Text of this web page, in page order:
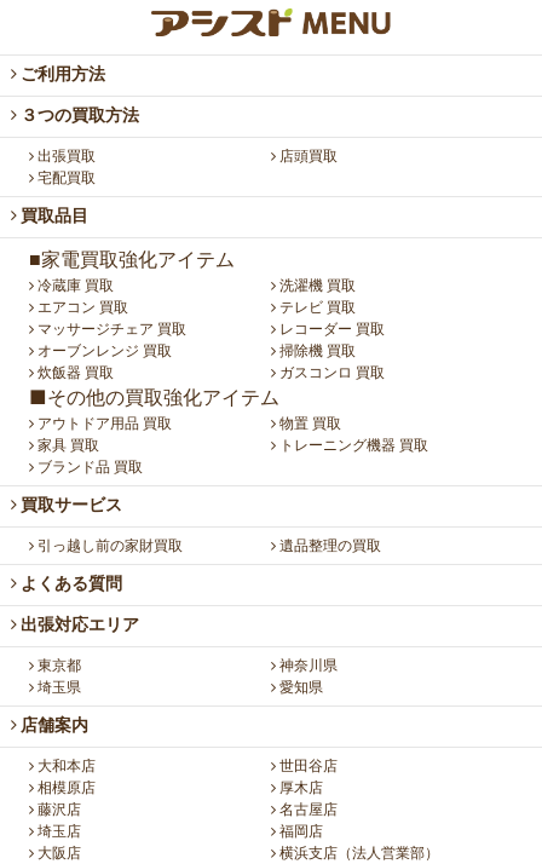
ご利用方法
３つの買取方法
出張買取
店頭買取
宅配買取
買取品目
■家電買取強化アイテム
冷蔵庫 買取
洗濯機 買取
エアコン 買取
テレビ 買取
マッサージチェア 買取
レコーダー 買取
オーブンレンジ 買取
掃除機 買取
炊飯器 買取
ガスコンロ 買取
■その他の買取強化アイテム
アウトドア用品 買取
物置 買取
家具 買取
トレーニング機器 買取
ブランド品 買取
買取サービス
引っ越し前の家財買取 遺品整理の買取
よくある質問
出張対応エリア
東京都
神奈川県
埼玉県
愛知県
店舗案内
大和本店
世田谷店
相模原店
厚木店
藤沢店
名古屋店
埼玉店
福岡店
大阪店
横浜支店（法人営業部）